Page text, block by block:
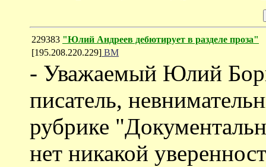
229383 "Юлий Андреев дебютирует в разделе проза"
[195.208.220.229] ВМ
- Уважаемый Юлий
писатель,
рубрике
нет никакой